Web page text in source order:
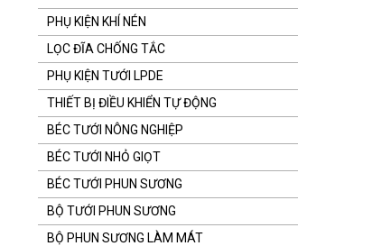
PHỤ KIỆN KHÍ NÉN
LỌC ĐĨA CHỐNG TẮC
PHỤ KIỆN TƯỚI LPDE
THIẾT BỊ ĐIỀU KHIỂN TỰ ĐỘNG
BÉC TƯỚI NÔNG NGHIỆP
BÉC TƯỚI NHỎ GIỌT
BÉC TƯỚI PHUN SƯƠNG
BỘ TƯỚI PHUN SƯƠNG
BỘ PHUN SƯƠNG LÀM MÁT